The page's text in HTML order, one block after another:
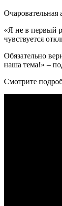
Очаровательная
«Я не в первый
чувствуется
Обязательно
наша тема!» –
Смотрите